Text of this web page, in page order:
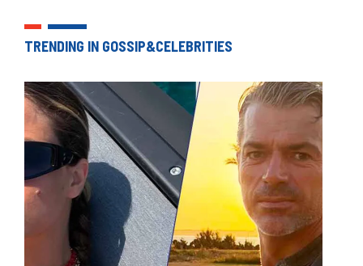
TRENDING IN GOSSIP&CELEBRITIES